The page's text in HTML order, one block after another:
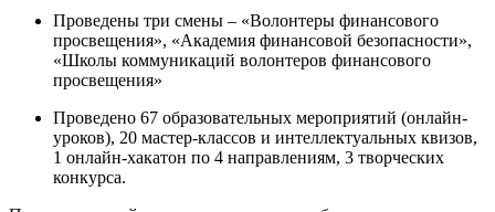
Проведены три смены – «Волонтеры финансового
просвещения», «Академия финансовой безопасности»,
«Школы коммуникаций волонтеров финансового
просвещения»
Проведено 67 образовательных мероприятий (онлайн-
уроков), 20 мастер-классов и интеллектуальных квизов,
1 онлайн-хакатон по 4 направлениям, 3 творческих
конкурса.